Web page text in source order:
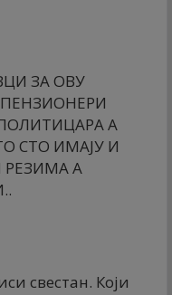
ЗА ОВУ
А
СТО ИМАЈУ И
РЕЗИМА А
свестан. Који